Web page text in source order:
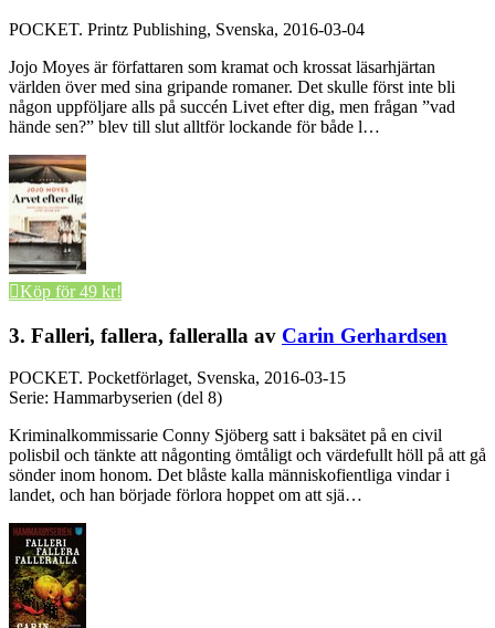
POCKET. Printz Publishing, Svenska, 2016-03-04
Jojo Moyes är författaren som kramat och krossat läsarhjärtan
världen över med sina gripande romaner. Det skulle först inte bli
någon uppföljare alls på succén Livet efter dig, men frågan ”vad
hände sen?” blev till slut alltför lockande för både l…
Köp för 49 kr!
3. Falleri, fallera, falleralla av Carin Gerhardsen
POCKET. Pocketförlaget, Svenska, 2016-03-15
Serie: Hammarbyserien (del 8)
Kriminalkommissarie Conny Sjöberg satt i baksätet på en civil
polisbil och tänkte att någonting ömtåligt och värdefullt höll på att gå
sönder inom honom. Det blåste kalla människofientliga vindar i
landet, och han började förlora hoppet om att sjä…